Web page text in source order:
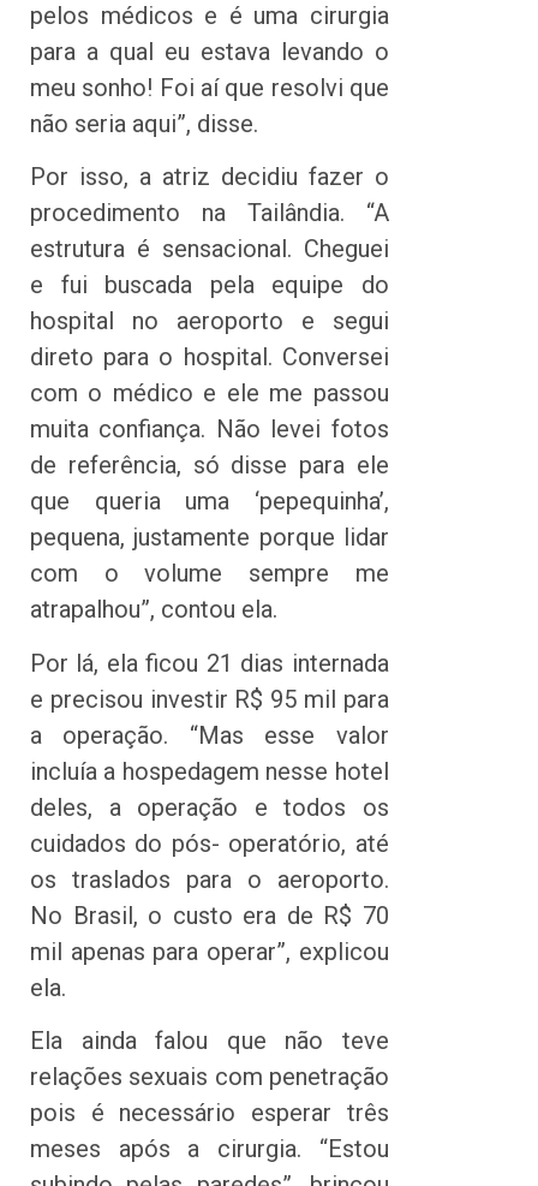
pelos médicos e é uma cirurgia
para a qual eu estava levando o
meu sonho! Foi aí que resolvi que
não seria aqui”, disse.
Por isso, a atriz decidiu fazer o
procedimento na Tailândia. “A
estrutura é sensacional. Cheguei
e fui buscada pela equipe do
hospital no aeroporto e segui
direto para o hospital. Conversei
com o médico e ele me passou
muita confiança. Não levei fotos
de referência, só disse para ele
que queria uma ‘pepequinha’,
pequena, justamente porque lidar
com o volume sempre me
atrapalhou”, contou ela.
Por lá, ela ficou 21 dias internada
e precisou investir R$ 95 mil para
a operação. “Mas esse valor
incluía a hospedagem nesse hotel
deles, a operação e todos os
cuidados do pós- operatório, até
os traslados para o aeroporto.
No Brasil, o custo era de R$ 70
mil apenas para operar”, explicou
ela.
Ela ainda falou que não teve
relações sexuais com penetração
pois é necessário esperar três
meses após a cirurgia. “Estou